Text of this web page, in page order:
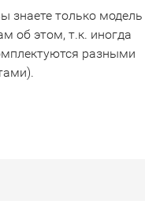
знаете только модель
об этом, т.к. иногда
разными